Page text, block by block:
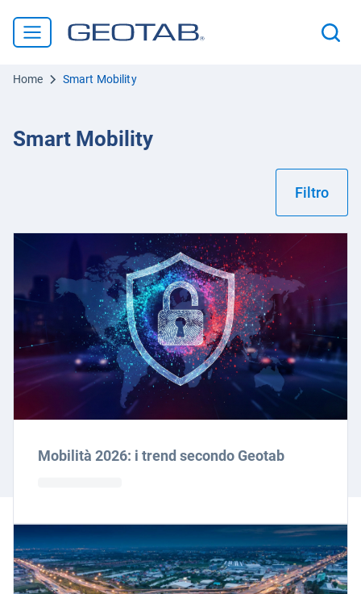
Home Smart Mobility
Smart Mobility
Filtro
Mobilità 2026: i trend secondo Geotab